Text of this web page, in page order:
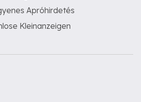
Apróhirdetés
Kleinanzeigen